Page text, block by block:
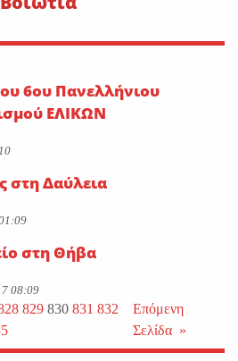
6ου Πανελλήνιου
ΕΛΙΚΩΝ
στη Δαύλεια
στη Θήβα
08:09
829 830 831 832
Επόμενη
Σελίδα »